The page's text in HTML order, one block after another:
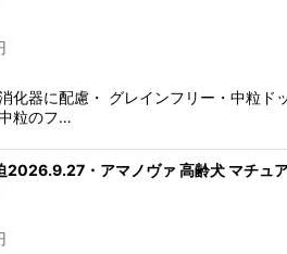
化器に配慮・ グレインフリー・中粒
粒のフ…
2026.9.27・アマノヴァ 高齢犬 マチ